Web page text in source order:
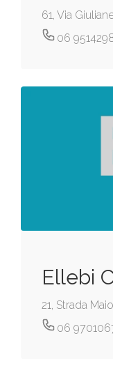
61, Via
06
Ellebi
21, Strada
06